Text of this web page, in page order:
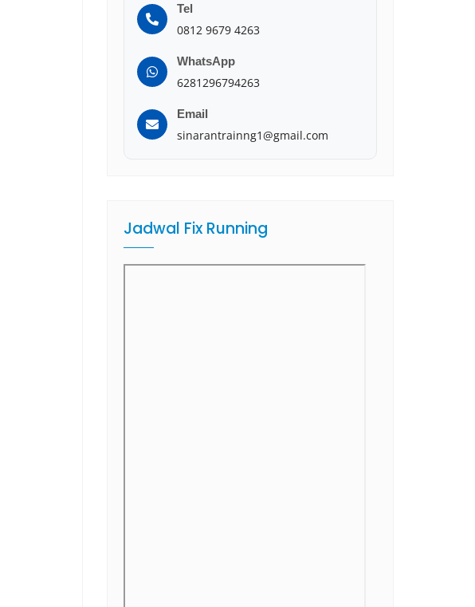
Tel
0812 9679 4263
WhatsApp
6281296794263
Email
sinarantrainng1@gmail.com
Jadwal Fix Running